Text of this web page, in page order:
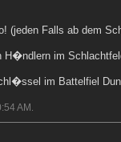
(jeden Falls ab dem
H�ndlern im
im Battelfiel
AM